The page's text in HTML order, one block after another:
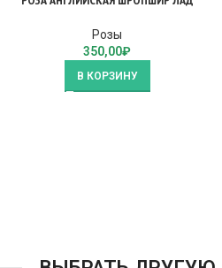
Розы
350,00₽
В КОРЗИНУ